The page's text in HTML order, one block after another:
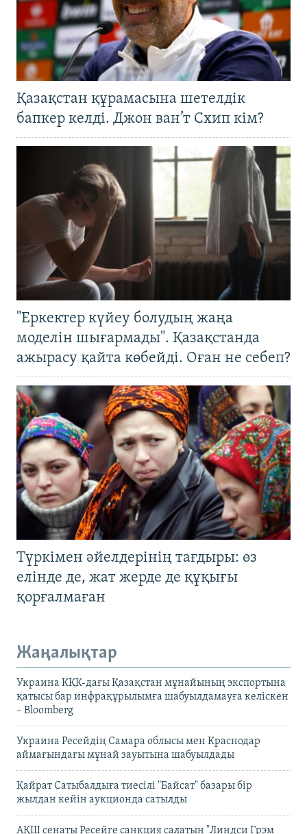
Қазақстан құрамасына шетелдік
бапкер келді. Джон ван’т Схип кім?
"Еркектер күйеу болудың жаңа
моделін шығармады". Қазақстанда
ажырасу қайта көбейді. Оған не себеп?
Түркімен әйелдерінің тағдыры: өз
елінде де, жат жерде де құқығы
қорғалмаған
Жаңалықтар
Украина КҚК-дағы Қазақстан мұнайының экспортына
қатысы бар инфрақұрылымға шабуылдамауға келіскен
– Bloomberg
Украина Ресейдің Самара облысы мен Краснодар
аймағындағы мұнай зауытына шабуылдады
Қайрат Сатыбалдыға тиесілі "Байсат" базары бір
жылдан кейін аукционда сатылды
АҚШ сенаты Ресейге санкция салатын "Линдси Грэм